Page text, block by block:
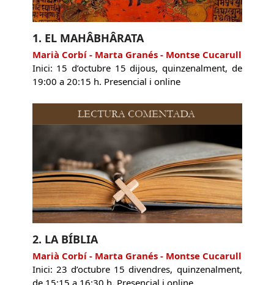
1. EL MAHÂBHÂRATA
Marià Corbí - Marta Granés - Montse Cucarull
Inici: 15 d’octubre 15 dijous, quinzenalment, de
19:00 a 20:15 h. Presencial i online
2. LA BÍBLIA
Marià Corbí - Marta Granés - Montse Cucarull
Inici: 23 d’octubre 15 divendres, quinzenalment,
de 15:15 a 16:30 h. Presencial i online